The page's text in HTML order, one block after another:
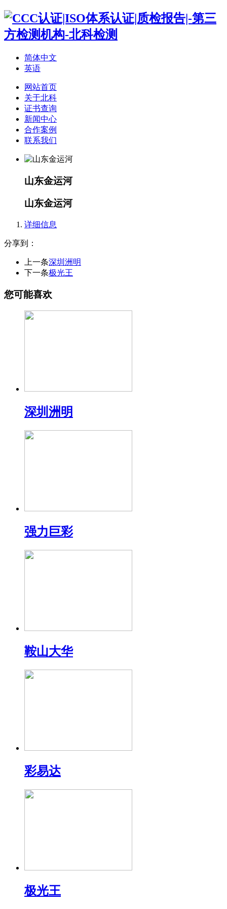
简体中文
英语
网站首页
关于北科
证书查询
新闻中心
合作案例
联系我们
山东金运河
山东金运河
详细信息
分享到：
上一条深圳洲明
下一条极光王
您可能喜欢
深圳洲明
强力巨彩
鞍山大华
彩易达
极光王